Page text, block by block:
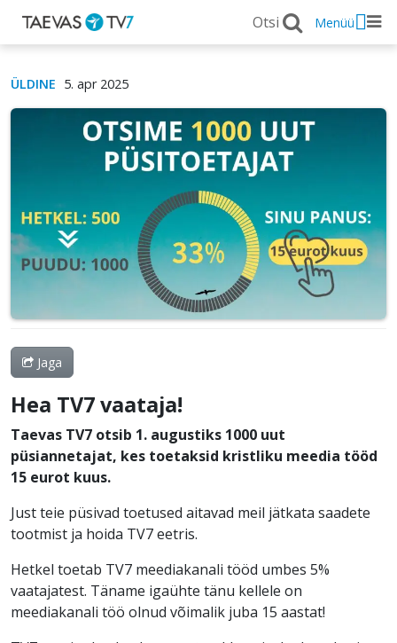
Menüü
ÜLDINE 5. apr 2025
Jaga
Hea TV7 vaataja!
Taevas TV7 otsib 1. augustiks 1000 uut
püsiannetajat, kes toetaksid kristliku meedia tööd
15 eurot kuus.
Just teie püsivad toetused aitavad meil jätkata saadete
tootmist ja hoida TV7 eetris.
Hetkel toetab TV7 meediakanali tööd umbes 5%
vaatajatest. Täname igaühte tänu kellele on
meediakanali töö olnud võimalik juba 15 aastat!